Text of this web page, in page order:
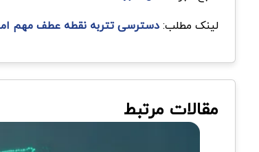
لینک مطلب:دسترسی تتربه نقطه عطف مهم
مقالات مرتبط